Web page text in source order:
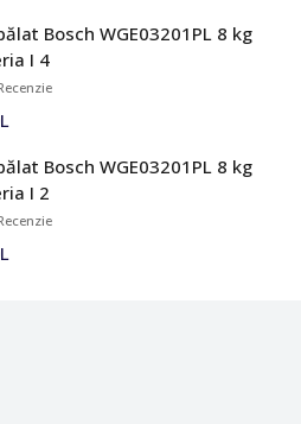
Bosch WGE03201PL 8 kg
I 4
Bosch WGE03201PL 8 kg
I 2